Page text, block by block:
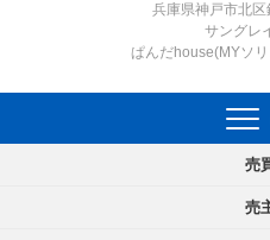
兵庫県神戸市北
サングレ
ぱんだhouse(MYソ
売
売